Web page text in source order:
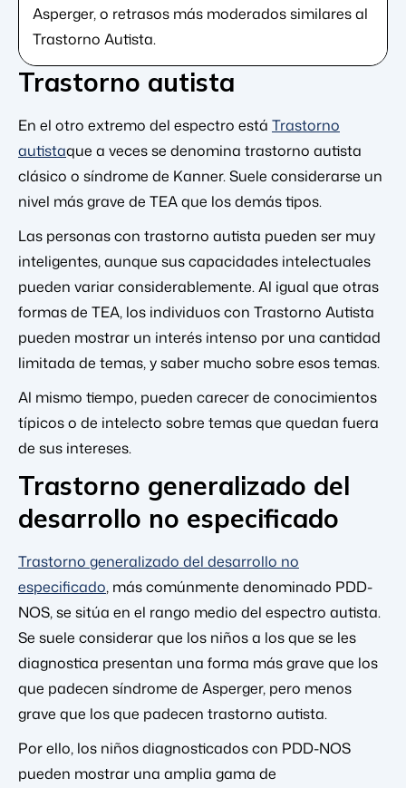
Asperger, o retrasos más moderados similares al
Trastorno Autista.
Trastorno autista
En el otro extremo del espectro está Trastorno
autistaque a veces se denomina trastorno autista
clásico o síndrome de Kanner. Suele considerarse un
nivel más grave de TEA que los demás tipos.
Las personas con trastorno autista pueden ser muy
inteligentes, aunque sus capacidades intelectuales
pueden variar considerablemente. Al igual que otras
formas de TEA, los individuos con Trastorno Autista
pueden mostrar un interés intenso por una cantidad
limitada de temas, y saber mucho sobre esos temas.
Al mismo tiempo, pueden carecer de conocimientos
típicos o de intelecto sobre temas que quedan fuera
de sus intereses.
Trastorno generalizado del
desarrollo no especificado
Trastorno generalizado del desarrollo no
especificado, más comúnmente denominado PDD-
NOS, se sitúa en el rango medio del espectro autista.
Se suele considerar que los niños a los que se les
diagnostica presentan una forma más grave que los
que padecen síndrome de Asperger, pero menos
grave que los que padecen trastorno autista.
Por ello, los niños diagnosticados con PDD-NOS
pueden mostrar una amplia gama de